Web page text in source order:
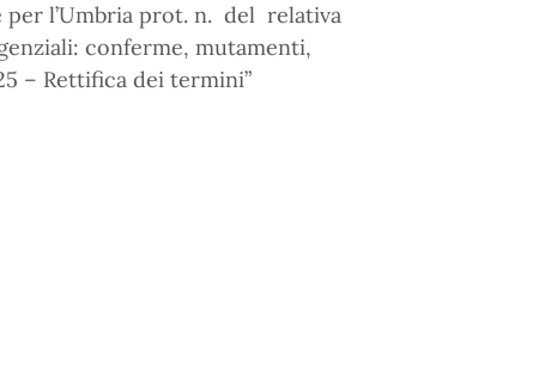
per l’Umbria prot. n. del relativa
conferme, mutamenti,
– Rettifica dei termini”